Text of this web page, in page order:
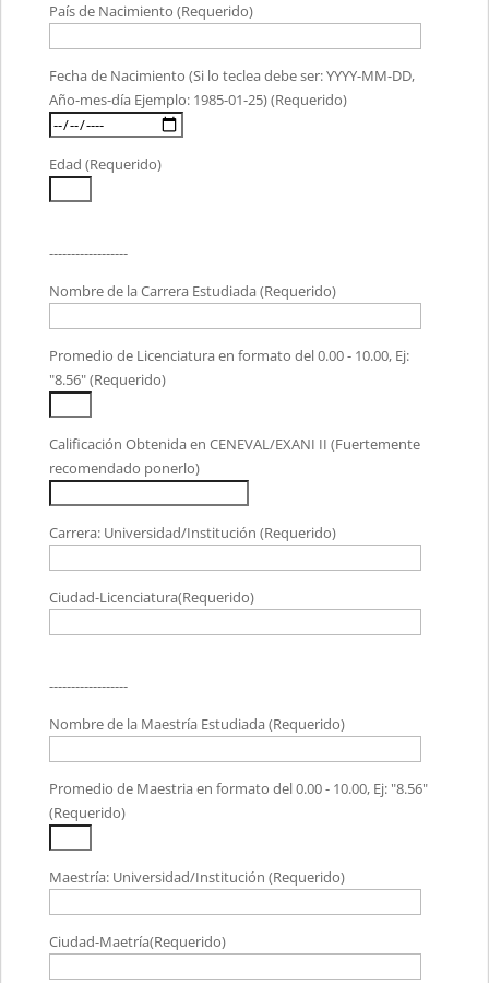
País de Nacimiento (Requerido)
Fecha de Nacimiento (Si lo teclea debe ser: YYYY-MM-DD,
Año-mes-día Ejemplo: 1985-01-25) (Requerido)
Edad (Requerido)
------------------
Nombre de la Carrera Estudiada (Requerido)
Promedio de Licenciatura en formato del 0.00 - 10.00, Ej:
"8.56" (Requerido)
Calificación Obtenida en CENEVAL/EXANI II (Fuertemente
recomendado ponerlo)
Carrera: Universidad/Institución (Requerido)
Ciudad-Licenciatura(Requerido)
------------------
Nombre de la Maestría Estudiada (Requerido)
Promedio de Maestria en formato del 0.00 - 10.00, Ej: "8.56"
(Requerido)
Maestría: Universidad/Institución (Requerido)
Ciudad-Maetría(Requerido)